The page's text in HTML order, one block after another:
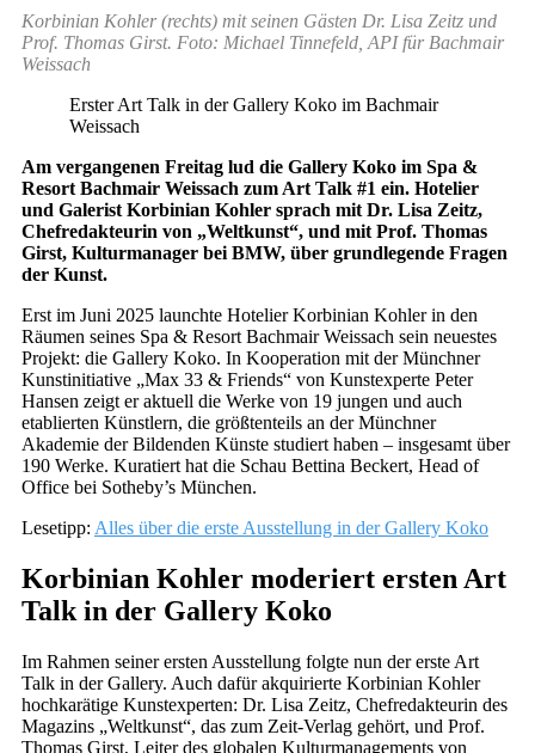
Korbinian Kohler (rechts) mit seinen Gästen Dr. Lisa Zeitz und
Prof. Thomas Girst. Foto: Michael Tinnefeld, API für Bachmair
Weissach
Erster Art Talk in der Gallery Koko im Bachmair
Weissach
Am vergangenen Freitag lud die Gallery Koko im Spa &
Resort Bachmair Weissach zum Art Talk #1 ein. Hotelier
und Galerist Korbinian Kohler sprach mit Dr. Lisa Zeitz,
Chefredakteurin von „Weltkunst“, und mit Prof. Thomas
Girst, Kulturmanager bei BMW, über grundlegende Fragen
der Kunst.
Erst im Juni 2025 launchte Hotelier Korbinian Kohler in den
Räumen seines Spa & Resort Bachmair Weissach sein neuestes
Projekt: die Gallery Koko. In Kooperation mit der Münchner
Kunstinitiative „Max 33 & Friends“ von Kunstexperte Peter
Hansen zeigt er aktuell die Werke von 19 jungen und auch
etablierten Künstlern, die größtenteils an der Münchner
Akademie der Bildenden Künste studiert haben – insgesamt über
190 Werke. Kuratiert hat die Schau Bettina Beckert, Head of
Office bei Sotheby’s München.
Lesetipp: Alles über die erste Ausstellung in der Gallery Koko
Korbinian Kohler moderiert ersten Art
Talk in der Gallery Koko
Im Rahmen seiner ersten Ausstellung folgte nun der erste Art
Talk in der Gallery. Auch dafür akquirierte Korbinian Kohler
hochkarätige Kunstexperten: Dr. Lisa Zeitz, Chefredakteurin des
Magazins „Weltkunst“, das zum Zeit-Verlag gehört, und Prof.
Thomas Girst, Leiter des globalen Kulturmanagements von